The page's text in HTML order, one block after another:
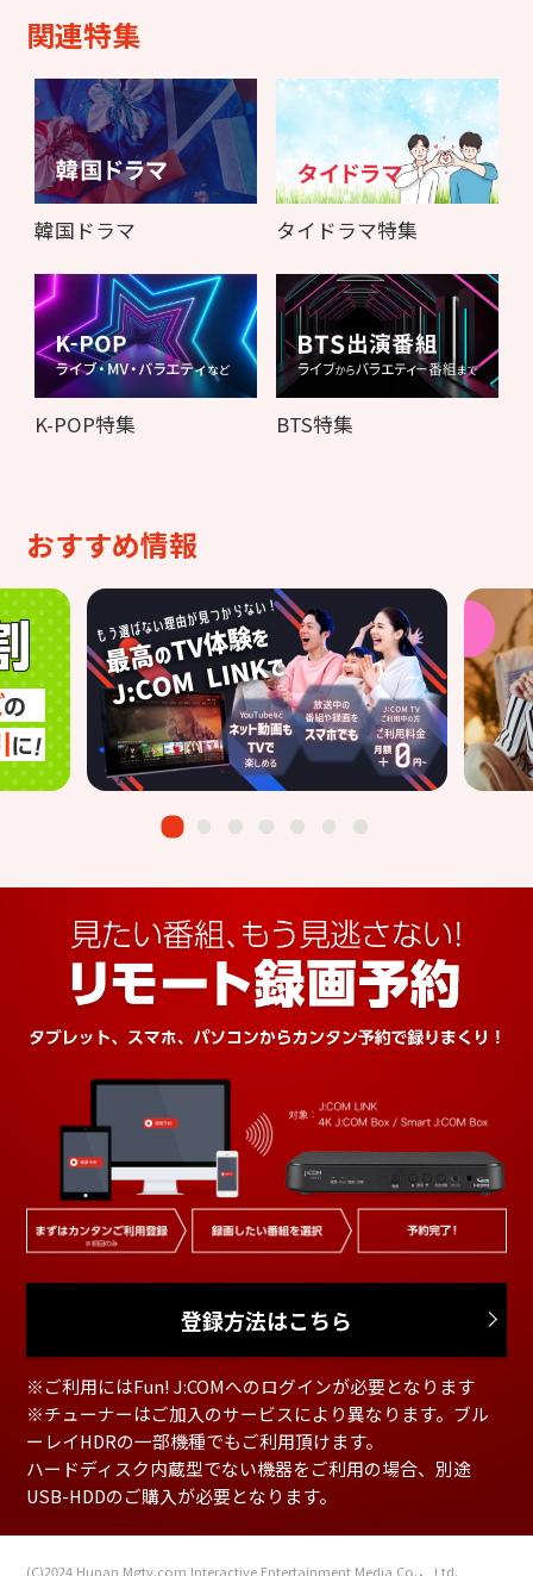
関連特集
韓国ドラマ タイドラマ特集
K-POP特集 BTS特集
おすすめ情報
登録方法はこちら
※ご利用にはFun! J:COMへのログインが必要となります
※チューナーはご加入のサービスにより異なります。ブル
ーレイHDRの一部機種でもご利用頂けます。
ハードディスク内蔵型でない機器をご利用の場合、別途
USB-HDDのご購入が必要となります。
(C)2024 Hunan Mgtv.com Interactive Entertainment Media Co.， Ltd.